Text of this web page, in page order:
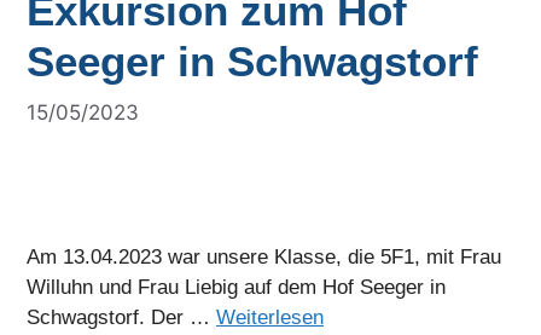
Exkursion zum Hof
Seeger in Schwagstorf
15/05/2023
Am 13.04.2023 war unsere Klasse, die 5F1, mit Frau
Willuhn und Frau Liebig auf dem Hof Seeger in
Schwagstorf. Der … Weiterlesen